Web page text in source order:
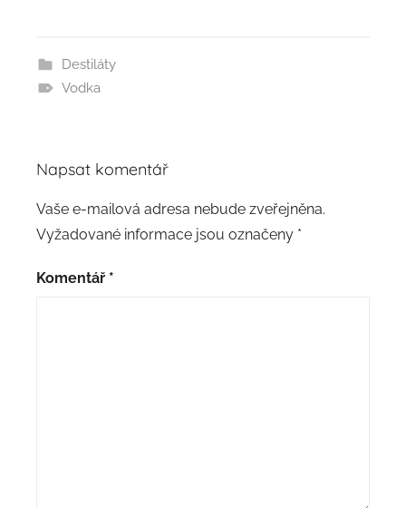
Destiláty
Vodka
Napsat komentář
Vaše e-mailová adresa nebude zveřejněna.
Vyžadované informace jsou označeny *
Komentář *